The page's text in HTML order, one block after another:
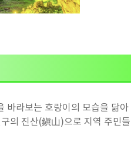
라보는 호랑이의 모습을 닮아
의 진산(鎭山)으로 지역 주민